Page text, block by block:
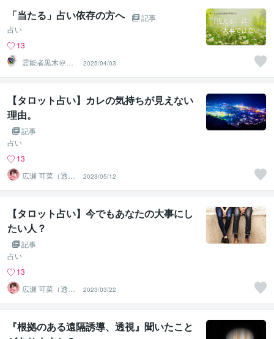
「当たる」占い依存の方へ
記事
占い
13
霊能者黒木＠お
盆サービス受付
中
2025/04/03
【タロット占い】カレの気持ちが見えない
理由。
記事
占い
13
広瀬 可菜（透視
タロット⭐占い
師）
2023/05/12
【タロット占い】今でもあなたの大事にし
たい人？
記事
占い
13
広瀬 可菜（透視
タロット⭐占い
師）
2023/03/22
『根拠のある遠隔誘導、透視』聞いたこと